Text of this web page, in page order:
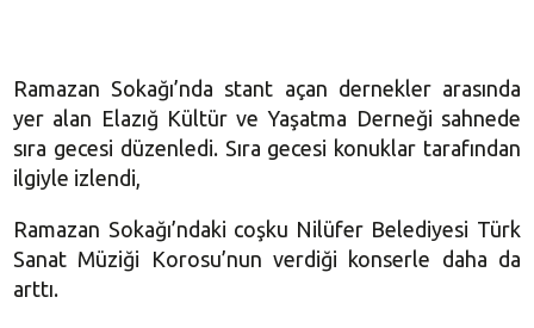
Ramazan Sokağı’nda stant açan dernekler arasında
yer alan Elazığ Kültür ve Yaşatma Derneği sahnede
sıra gecesi düzenledi. Sıra gecesi konuklar tarafından
ilgiyle izlendi,
Ramazan Sokağı’ndaki coşku Nilüfer Belediyesi Türk
Sanat Müziği Korosu’nun verdiği konserle daha da
arttı.